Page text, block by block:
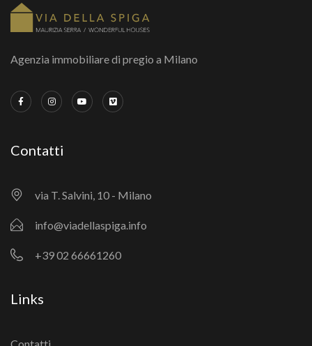
Agenzia immobiliare di pregio a Milano
Contatti
via T. Salvini, 10 - Milano
info@viadellaspiga.info
+39 02 66661260
Links
Contatti